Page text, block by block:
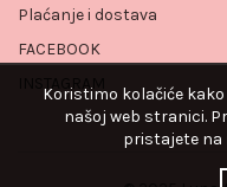
Plaćanje i dostava
FACEBOOK
INSTAGRAM
Koristimo kolačiće
našoj web stranici.
pristajete na